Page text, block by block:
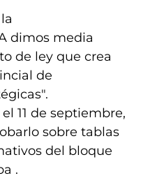
dimos media
de ley que crea
de
11 de septiembre,
sobre tablas
del bloque
.